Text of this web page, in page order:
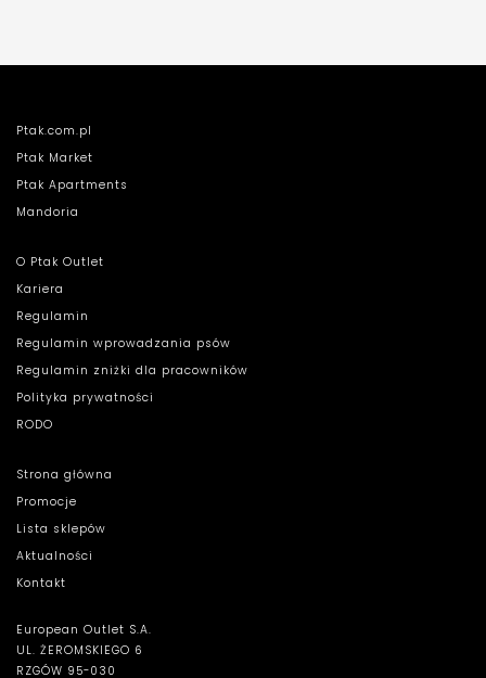
Ptak.com.pl
Ptak Market
Ptak Apartments
Mandoria
O Ptak Outlet
Kariera
Regulamin
Regulamin wprowadzania psów
Regulamin zniżki dla pracowników
Polityka prywatności
RODO
Strona główna
Promocje
Lista sklepów
Aktualności
Kontakt
European Outlet S.A.
UL. ŻEROMSKIEGO 6
RZGÓW 95-030